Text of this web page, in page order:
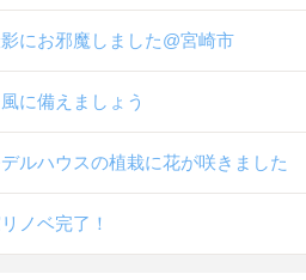
にお邪魔しました@宮崎市
に備えましょう
ルハウスの植栽に花が咲きました
ノベ完了！